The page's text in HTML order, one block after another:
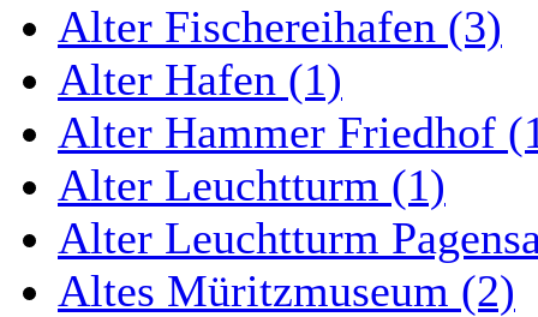
Alter Fischereihafen (3)
Alter Hafen (1)
Alter Hammer Friedhof
Alter Leuchtturm (1)
Alter Leuchtturm
Altes Müritzmuseum (2)